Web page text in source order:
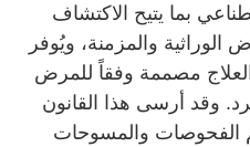
بما يتيح الاكتشاف
الوراثية والمزمنة، ويُوفر
مصممة وفقاً للمرض
وقد أرسى هذا القانون
الفحوصات والمسوحات